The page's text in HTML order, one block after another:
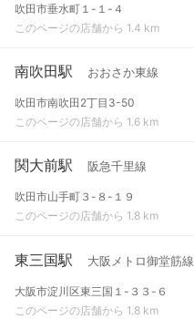
吹田市垂水町１-１-４
このページの店舗から 1.4 km
南吹田駅 おおさか東線
吹田市南吹田2丁目3-50
このページの店舗から 1.6 km
関大前駅 阪急千里線
吹田市山手町３-８-１９
このページの店舗から 1.8 km
東三国駅 大阪メトロ御堂筋線
大阪市淀川区東三国１-３３-６
このページの店舗から 1.8 km